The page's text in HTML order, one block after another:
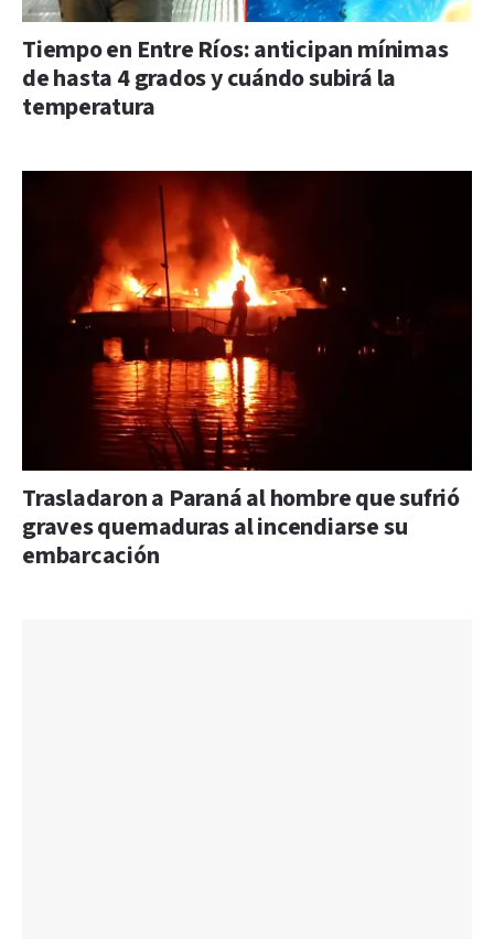
Tiempo en Entre Ríos: anticipan mínimas
de hasta 4 grados y cuándo subirá la
temperatura
Trasladaron a Paraná al hombre que sufrió
graves quemaduras al incendiarse su
embarcación